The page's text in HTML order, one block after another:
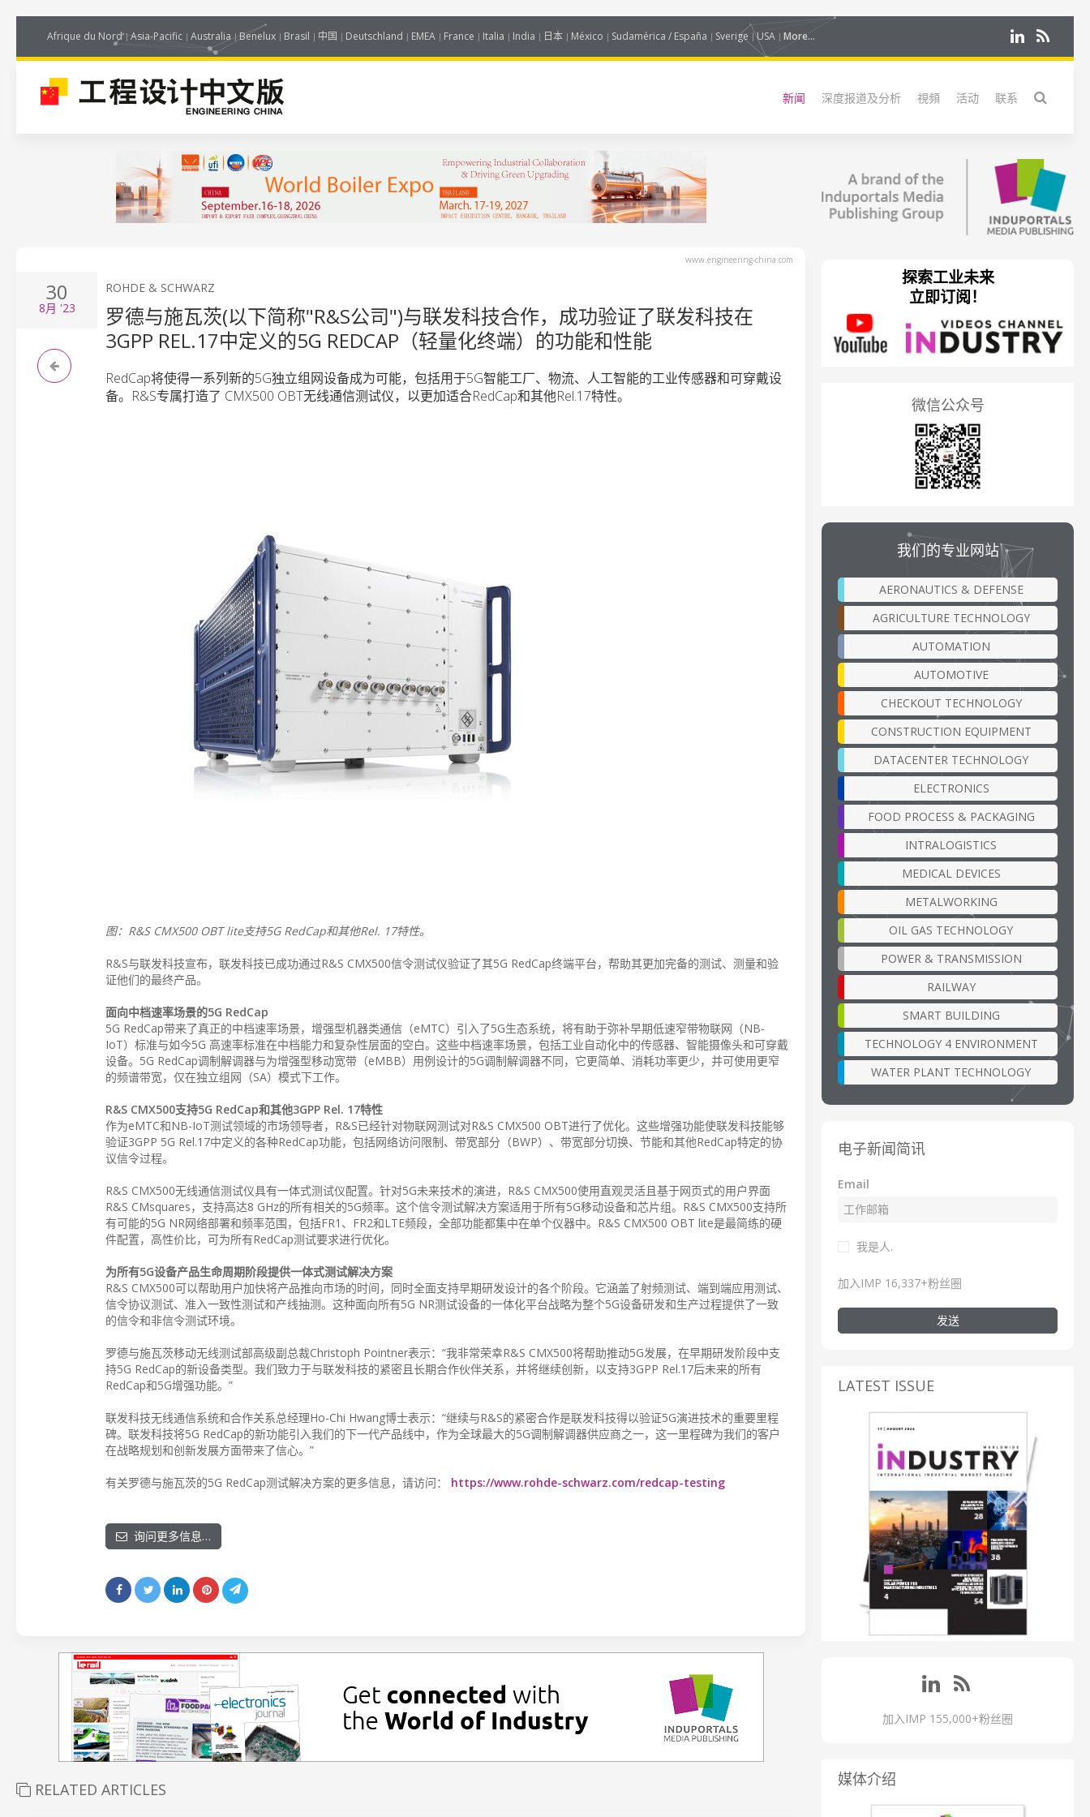
Afrique du Nord Asia-Pacific Australia Benelux Brasil 中国 Deutschland EMEA France Italia India 日本 México Sudamérica / España Sverige USA More...
新闻 深度报道及分析 視頻 活动 联系
www.engineering-china.com
30
8月 '23
ROHDE & SCHWARZ
罗德与施瓦茨(以下简称"R&S公司")与联发科技合作，成功验证了联发科技在
3GPP REL.17中定义的5G REDCAP（轻量化终端）的功能和性能
RedCap将使得一系列新的5G独立组网设备成为可能，包括用于5G智能工厂、物流、人工智能的工业传感器和可穿戴设
备。R&S专属打造了 CMX500 OBT无线通信测试仪，以更加适合RedCap和其他Rel.17特性。
图：R&S CMX500 OBT lite支持5G RedCap和其他Rel. 17特性。
R&S与联发科技宣布，联发科技已成功通过R&S CMX500信令测试仪验证了其5G RedCap终端平台，帮助其更加完备的测试、测量和验
证他们的最终产品。
面向中档速率场景的5G RedCap
5G RedCap带来了真正的中档速率场景，增强型机器类通信（eMTC）引入了5G生态系统，将有助于弥补早期低速窄带物联网（NB-
IoT）标准与如今5G 高速率标准在中档能力和复杂性层面的空白。这些中档速率场景，包括工业自动化中的传感器、智能摄像头和可穿戴
设备。5G RedCap调制解调器与为增强型移动宽带（eMBB）用例设计的5G调制解调器不同，它更简单、消耗功率更少，并可使用更窄
的频谱带宽，仅在独立组网（SA）模式下工作。
R&S CMX500支持5G RedCap和其他3GPP Rel. 17特性
作为eMTC和NB-IoT测试领域的市场领导者，R&S已经针对物联网测试对R&S CMX500 OBT进行了优化。这些增强功能使联发科技能够
验证3GPP 5G Rel.17中定义的各种RedCap功能，包括网络访问限制、带宽部分（BWP）、带宽部分切换、节能和其他RedCap特定的协
议信令过程。
R&S CMX500无线通信测试仪具有一体式测试仪配置。针对5G未来技术的演进，R&S CMX500使用直观灵活且基于网页式的用户界面
R&S CMsquares，支持高达8 GHz的所有相关的5G频率。这个信令测试解决方案适用于所有5G移动设备和芯片组。R&S CMX500支持所
有可能的5G NR网络部署和频率范围，包括FR1、FR2和LTE频段，全部功能都集中在单个仪器中。R&S CMX500 OBT lite是最简练的硬
件配置，高性价比，可为所有RedCap测试要求进行优化。
为所有5G设备产品生命周期阶段提供一体式测试解决方案
R&S CMX500可以帮助用户加快将产品推向市场的时间，同时全面支持早期研发设计的各个阶段。它涵盖了射频测试、端到端应用测试、
信令协议测试、准入一致性测试和产线抽测。这种面向所有5G NR测试设备的一体化平台战略为整个5G设备研发和生产过程提供了一致
的信令和非信令测试环境。
罗德与施瓦茨移动无线测试部高级副总裁Christoph Pointner表示：“我非常荣幸R&S CMX500将帮助推动5G发展，在早期研发阶段中支
持5G RedCap的新设备类型。我们致力于与联发科技的紧密且长期合作伙伴关系，并将继续创新，以支持3GPP Rel.17后未来的所有
RedCap和5G增强功能。”
联发科技无线通信系统和合作关系总经理Ho-Chi Hwang博士表示：“继续与R&S的紧密合作是联发科技得以验证5G演进技术的重要里程
碑。联发科技将5G RedCap的新功能引入我们的下一代产品线中，作为全球最大的5G调制解调器供应商之一，这一里程碑为我们的客户
在战略规划和创新发展方面带来了信心。”
有关罗德与施瓦茨的5G RedCap测试解决方案的更多信息，请访问： https://www.rohde-schwarz.com/redcap-testing
询问更多信息…
RELATED ARTICLES
探索工业未来
立即订阅！
微信公众号
我们的专业网站
AERONAUTICS & DEFENSE
AGRICULTURE TECHNOLOGY
AUTOMATION
AUTOMOTIVE
CHECKOUT TECHNOLOGY
CONSTRUCTION EQUIPMENT
DATACENTER TECHNOLOGY
ELECTRONICS
FOOD PROCESS & PACKAGING
INTRALOGISTICS
MEDICAL DEVICES
METALWORKING
OIL GAS TECHNOLOGY
POWER & TRANSMISSION
RAILWAY
SMART BUILDING
TECHNOLOGY 4 ENVIRONMENT
WATER PLANT TECHNOLOGY
电子新闻简讯
Email
我是人.
加入IMP 16,337+粉丝圈
发送
LATEST ISSUE
加入IMP 155,000+粉丝圈
媒体介绍